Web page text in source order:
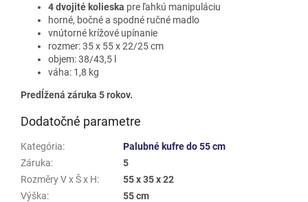
4 dvojité kolieska pre ľahkú manipuláciu
horné, bočné a spodné ručné madlo
vnútorné krížové upínanie
rozmer: 35 x 55 x 22/25 cm
objem: 38/43,5 l
váha: 1,8 kg
Predĺžená záruka 5 rokov.
Dodatočné parametre
Kategória:
Palubné kufre do 55 cm
Záruka:
5
Rozměry V x Š x H:
55 x 35 x 22
Výška:
55 cm